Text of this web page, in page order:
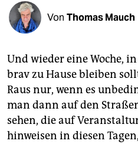
fragen & hilfe
abo
genossenschaft
epaper login
Von Thomas Mauch
Und wieder eine Woche,
brav zu Hause bleiben
Raus nur, wenn es
man dann auf den
sehen, die auf
hinweisen in diesen